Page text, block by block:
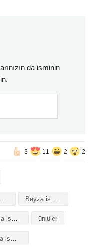
da isminin
3 11 2 2
Beyza isminin numerolojisi ünlüler